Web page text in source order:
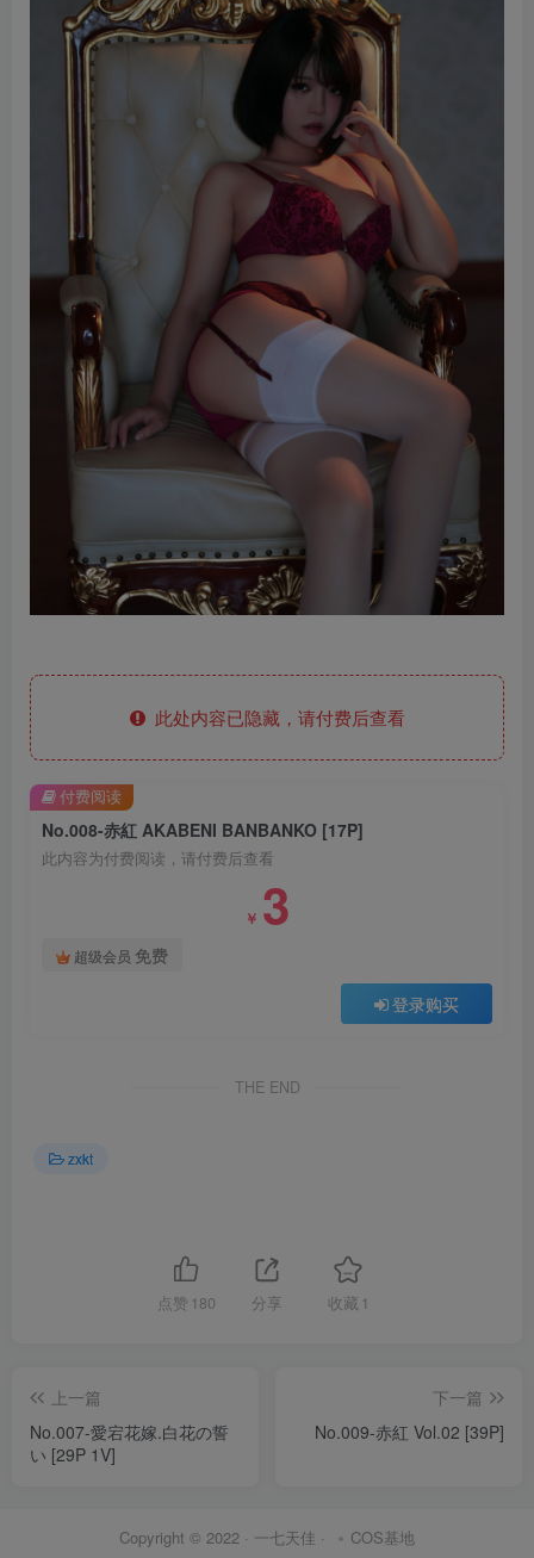
此处内容已隐藏，请付费后查看
No.008-赤紅 AKABENI BANBANKO [17P]
此内容为付费阅读，请付费后查看
￥ 3
超级会员 免费
登录购买
付费阅读
THE END
zxkt
点赞 180 分享 收藏 1
上一篇
No.007-愛宕花嫁.白花の誓
い [29P 1V]
下一篇
No.009-赤紅 Vol.02 [39P]
Copyright © 2022 · 一七天佳 · COS基地